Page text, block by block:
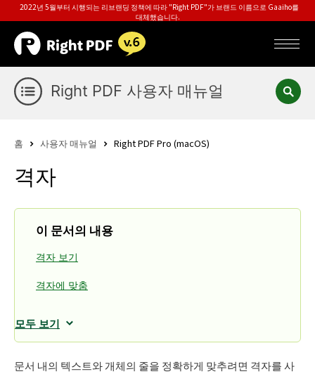
2022년 5월부터 시행되는 리브랜딩 정책에 따라 "Right PDF"가 브랜드 이름으로 Gaaiho를
대체했습니다.
Right PDF 사용자 매뉴얼
홈 사용자 매뉴얼 Right PDF Pro (macOS)
격자
이 문서의 내용
격자 보기
격자에 맞춤
모두 보기
문서 내의 텍스트와 개체의 줄을 정확하게 맞추려면 격자를 사